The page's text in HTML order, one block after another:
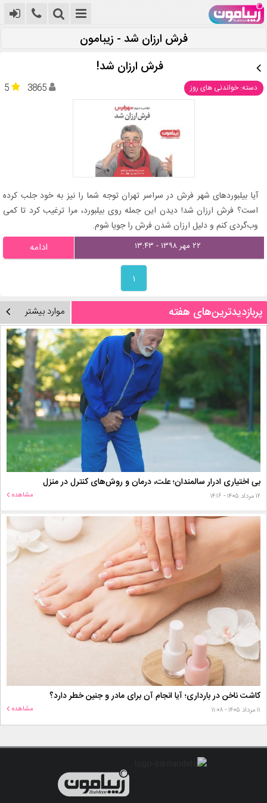
فرش ارزان شد - زیبامون
فرش ارزان شد!
دسته: خواندنی های روز 5 3865
آیا بیلبوردهای شهر فرش در سراسر تهران توجه شما را نیز به خود جلب کرده
است؟ فرش ارزان شد! دیدن این جمله روی بیلبورد، مرا ترغیب کرد تا کمی
وب‌گردی کنم و دلیل ارزان شدن فرش را جویا شوم.
۲۲ مهر ۱۳۹۸ - ۱۳:۴۳ ادامه
۱
پربازدیدترین‌های هفته موارد بیشتر
بی اختیاری ادرار سالمندان؛ علت، درمان و روش‌های کنترل در منزل
۱۲ مرداد ۱۴۰۵ - ۱۴:۱۶ مشاهده
کاشت ناخن در بارداری؛ آیا انجام آن برای مادر و جنین خطر دارد؟
۱۱ مرداد ۱۴۰۵ - ۱۱:۰۸ مشاهده